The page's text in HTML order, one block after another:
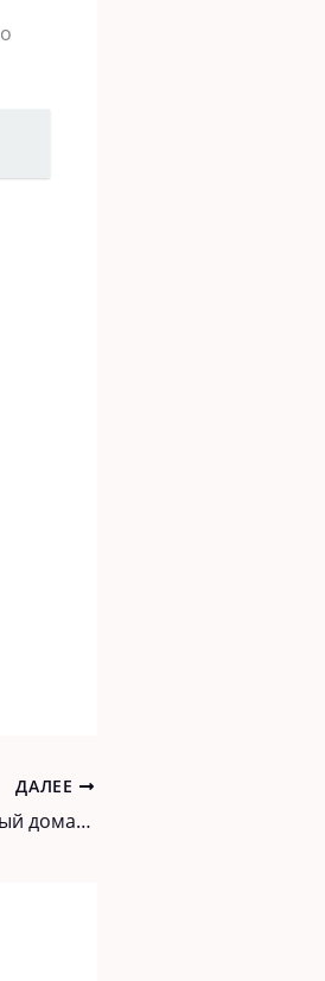
ДАЛЕЕ
ИЗБАВЬТЕСЬ ОТ ОТЕКОВ: Этот мощный домашний ЧАЙ вылечит опухшие ноги за несколько дней